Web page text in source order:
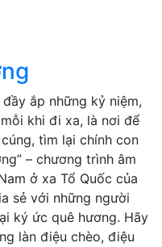
ắp những kỷ niệm,
khi đi xa, là nơi để
tìm lại chính con
– chương trình âm
ở xa Tổ Quốc của
sẻ với những người
ký ức quê hương. Hãy
làn điệu chèo, điệu